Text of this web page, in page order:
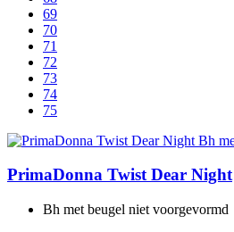
69
70
71
72
73
74
75
PrimaDonna TwistDear Night
Bh met beugel niet voorgevormd